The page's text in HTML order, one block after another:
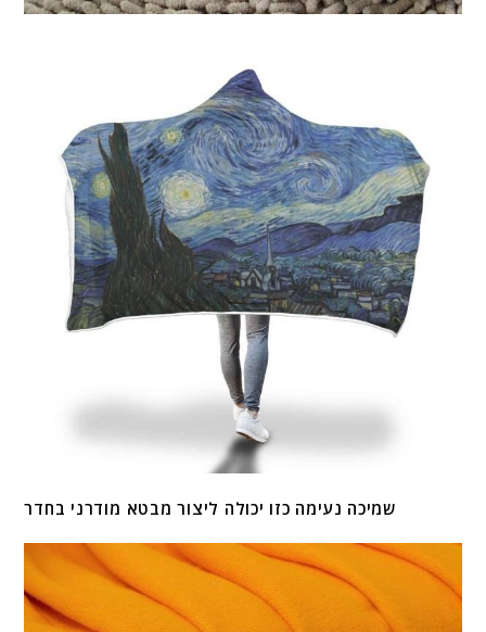
שמיכה נעימה כזו יכולה ליצור מבטא מודרני בחדר